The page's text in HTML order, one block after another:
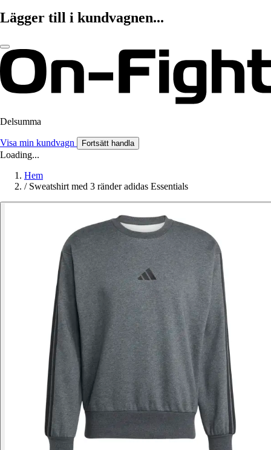
Lägger till i kundvagnen...
Delsumma
Visa min kundvagn Fortsätt handla
Loading...
Hem
/ Sweatshirt med 3 ränder adidas Essentials